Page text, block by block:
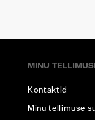
MINU
Kontaktid
Minu tellimuse